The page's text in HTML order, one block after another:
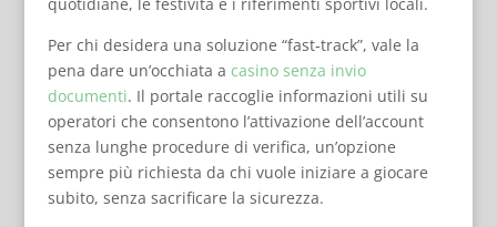
Per chi desidera una soluzione “fast‑track”, vale la
pena dare un’occhiata a casino senza invio
documenti. Il portale raccoglie informazioni utili su
operatori che consentono l’attivazione dell’account
senza lunghe procedure di verifica, un’opzione
sempre più richiesta da chi vuole iniziare a giocare
subito, senza sacrificare la sicurezza.